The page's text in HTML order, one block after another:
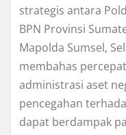
strategis antara
BPN Provinsi
Mapolda Sumsel,
membahas
administrasi aset
pencegahan
dapat berdampak